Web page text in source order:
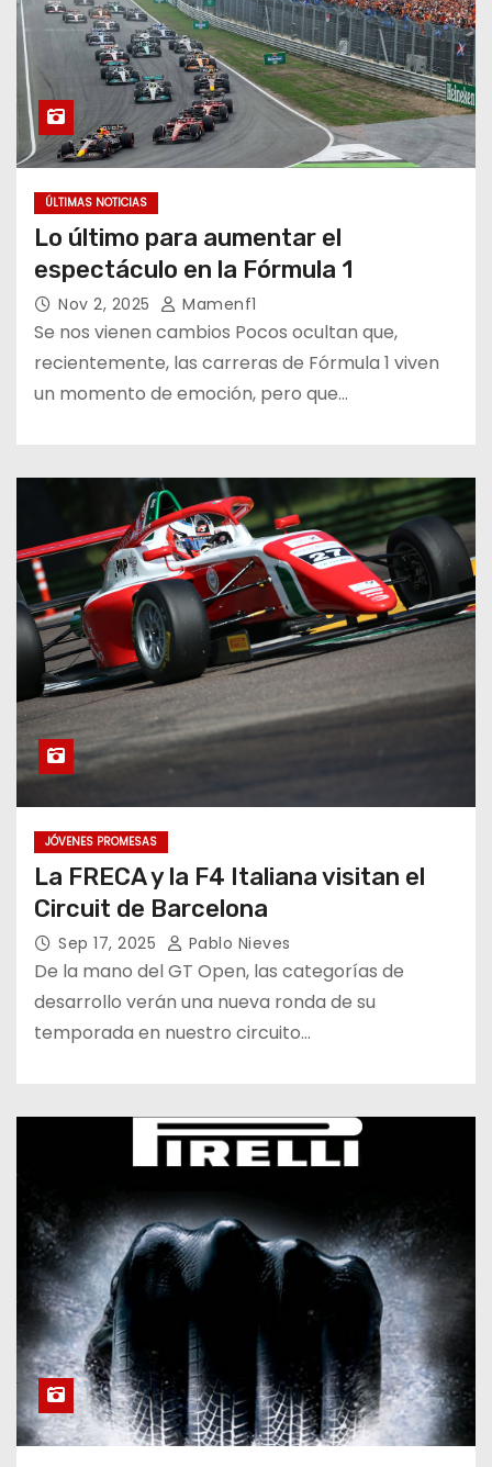
ÚLTIMAS NOTICIAS
Lo último para aumentar el
espectáculo en la Fórmula 1
Nov 2, 2025 Mamenf1
Se nos vienen cambios Pocos ocultan que,
recientemente, las carreras de Fórmula 1 viven
un momento de emoción, pero que…
JÓVENES PROMESAS
La FRECA y la F4 Italiana visitan el
Circuit de Barcelona
Sep 17, 2025 Pablo Nieves
De la mano del GT Open, las categorías de
desarrollo verán una nueva ronda de su
temporada en nuestro circuito…